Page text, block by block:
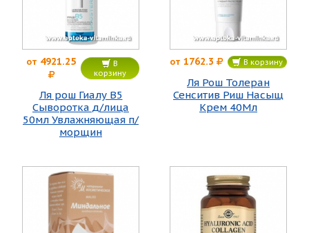
от 4921.25
В
корзину
Ля рош Гиалу В5
Сыворотка д/лица
50мл Увлажняющая п/
морщин
от 1762.3 В корзину
Ля Рош Толеран
Сенситив Риш Насыщ
Крем 40Мл